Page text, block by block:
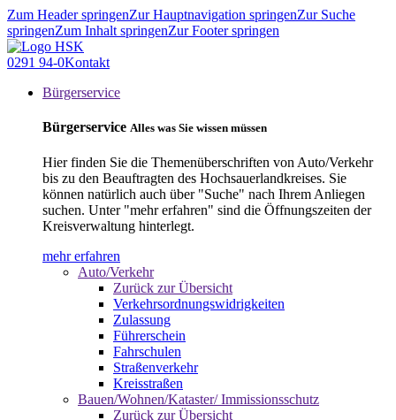
Zum Header springenZur Hauptnavigation springenZur Suche
springenZum Inhalt springenZur Footer springen
0291 94-0Kontakt
Bürgerservice
Bürgerservice Alles was Sie wissen müssen
Hier finden Sie die Themenüberschriften von Auto/Verkehr
bis zu den Beauftragten des Hochsauerlandkreises. Sie
können natürlich auch über "Suche" nach Ihrem Anliegen
suchen. Unter "mehr erfahren" sind die Öffnungszeiten der
Kreisverwaltung hinterlegt.
mehr erfahren
Auto/Verkehr
Zurück zur Übersicht
Verkehrsordnungswidrigkeiten
Zulassung
Führerschein
Fahrschulen
Straßenverkehr
Kreisstraßen
Bauen/Wohnen/Kataster/ Immissionsschutz
Zurück zur Übersicht